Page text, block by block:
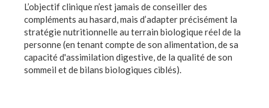
L’objectif clinique n’est jamais de conseiller des
compléments au hasard, mais d’adapter précisément la
stratégie nutritionnelle au terrain biologique réel de la
personne (en tenant compte de son alimentation, de sa
capacité d'assimilation digestive, de la qualité de son
sommeil et de bilans biologiques ciblés).